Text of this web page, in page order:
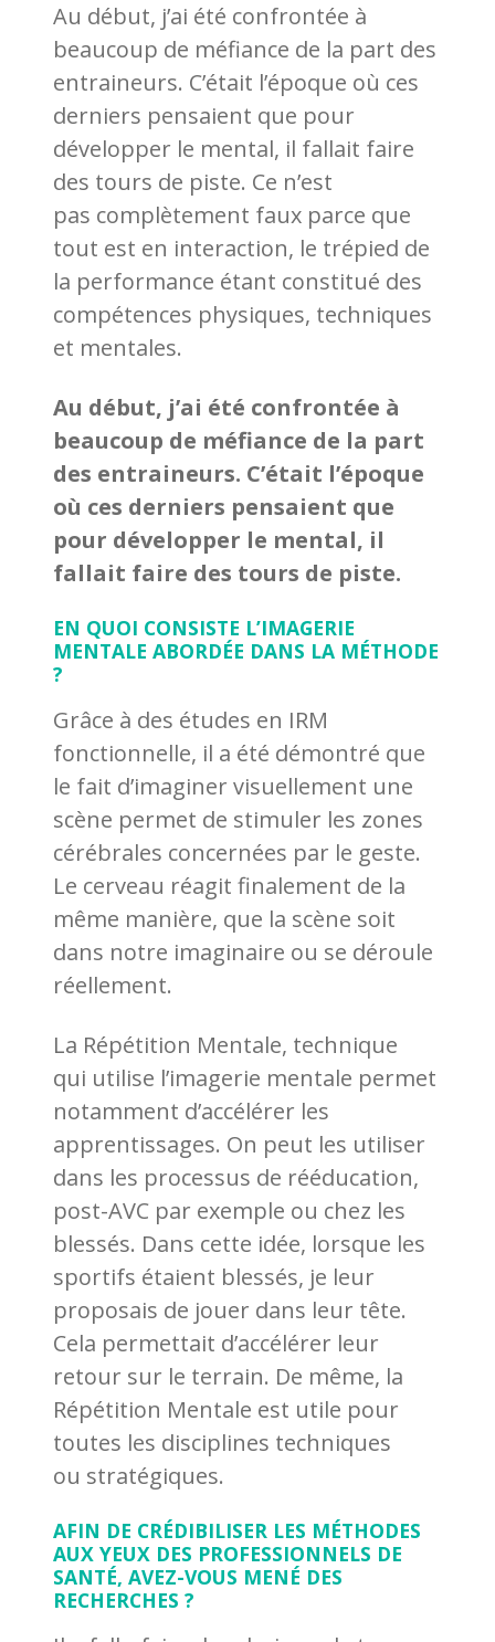
Au début, j’ai été confrontée à
beaucoup de méfiance de la part des
entraineurs. C’était l’époque où ces
derniers pensaient que pour
développer le mental, il fallait faire
des tours de piste. Ce n’est
pas complètement faux parce que
tout est en interaction, le trépied de
la performance étant constitué des
compétences physiques, techniques
et mentales.
Au début, j’ai été confrontée à
beaucoup de méfiance de la part
des entraineurs. C’était l’époque
où ces derniers pensaient que
pour développer le mental, il
fallait faire des tours de piste.
EN QUOI CONSISTE L’IMAGERIE
MENTALE ABORDÉE DANS LA MÉTHODE
?
Grâce à des études en IRM
fonctionnelle, il a été démontré que
le fait d’imaginer visuellement une
scène permet de stimuler les zones
cérébrales concernées par le geste.
Le cerveau réagit finalement de la
même manière, que la scène soit
dans notre imaginaire ou se déroule
réellement.
La Répétition Mentale, technique
qui utilise l’imagerie mentale permet
notamment d’accélérer les
apprentissages. On peut les utiliser
dans les processus de rééducation,
post-AVC par exemple ou chez les
blessés. Dans cette idée, lorsque les
sportifs étaient blessés, je leur
proposais de jouer dans leur tête.
Cela permettait d’accélérer leur
retour sur le terrain. De même, la
Répétition Mentale est utile pour
toutes les disciplines techniques
ou stratégiques.
AFIN DE CRÉDIBILISER LES MÉTHODES
AUX YEUX DES PROFESSIONNELS DE
SANTÉ, AVEZ-VOUS MENÉ DES
RECHERCHES ?